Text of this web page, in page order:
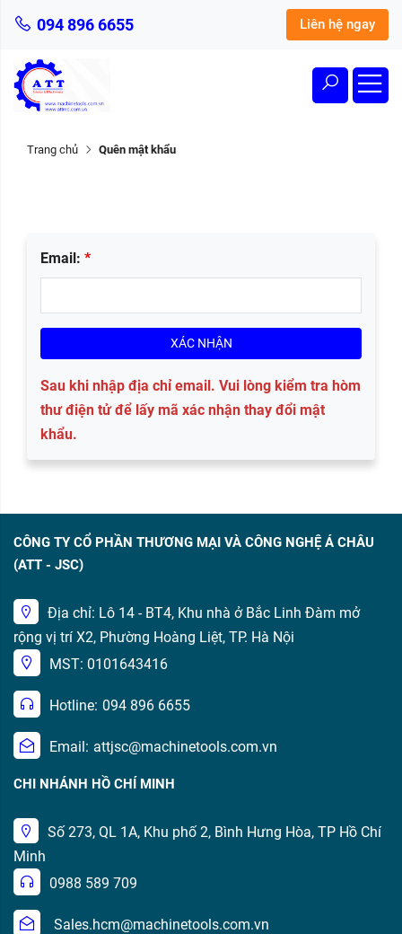
094 896 6655 Liên hệ ngay
Trang chủ Quên mật khẩu
Email: *
XÁC NHẬN
Sau khi nhập địa chỉ email. Vui lòng kiểm tra hòm
thư điện tử để lấy mã xác nhận thay đổi mật
khẩu.
CÔNG TY CỔ PHẦN THƯƠNG MẠI VÀ CÔNG NGHỆ Á CHÂU
(ATT - JSC)
Địa chỉ: Lô 14 - BT4, Khu nhà ở Bắc Linh Đàm mở
rộng vị trí X2, Phường Hoàng Liệt, TP. Hà Nội
MST: 0101643416
Hotline: 094 896 6655
Email: attjsc@machinetools.com.vn
CHI NHÁNH HỒ CHÍ MINH
Số 273, QL 1A, Khu phố 2, Bình Hưng Hòa, TP Hồ Chí
Minh
0988 589 709
Sales.hcm@machinetools.com.vn